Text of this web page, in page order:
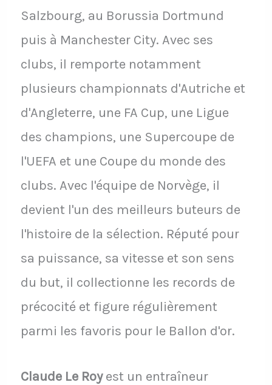
Salzbourg, au Borussia Dortmund
puis à Manchester City. Avec ses
clubs, il remporte notamment
plusieurs championnats d'Autriche et
d'Angleterre, une FA Cup, une Ligue
des champions, une Supercoupe de
l'UEFA et une Coupe du monde des
clubs. Avec l'équipe de Norvège, il
devient l'un des meilleurs buteurs de
l'histoire de la sélection. Réputé pour
sa puissance, sa vitesse et son sens
du but, il collectionne les records de
précocité et figure régulièrement
parmi les favoris pour le Ballon d'or.
Claude Le Royest un entraîneur